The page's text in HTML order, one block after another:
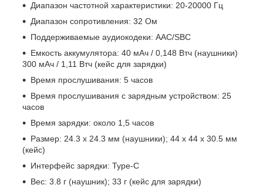
Диапазон частотной характеристики: 20-20000 Гц
Диапазон сопротивления: 32 Ом
Поддерживаемые аудиокодеки: AAC/SBC
Емкость аккумулятора: 40 мАч / 0,148 Втч (наушники)
300 мАч / 1,11 Втч (кейс для зарядки)
Время прослушивания: 5 часов
Время прослушивания с зарядным устройством: 25
часов
Время зарядки: около 1,5 часов
Размер: 24.3 x 24.3 мм (наушники); 44 x 44 x 30.5 мм
(кейс)
Интерфейс зарядки: Type-C
Вес: 3.8 г (наушник); 33 г (кейс для зарядки)